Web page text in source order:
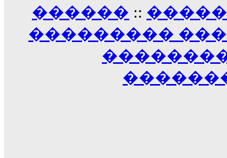
������ ::
���������